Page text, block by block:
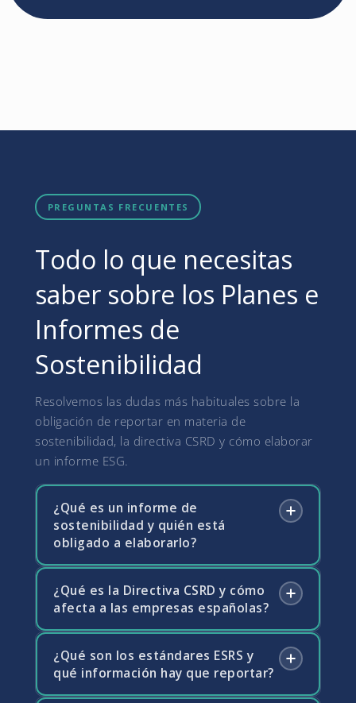
PREGUNTAS FRECUENTES
Todo lo que necesitas
saber sobre los Planes e
Informes de
Sostenibilidad
Resolvemos las dudas más habituales sobre la
obligación de reportar en materia de
sostenibilidad, la directiva CSRD y cómo elaborar
un informe ESG.
¿Qué es un informe de
sostenibilidad y quién está
obligado a elaborarlo?
Un informe de sostenibilidad es el
documento en el que una empresa divulga
información sobre su impacto ambiental,
social y de gobernanza (ESG). La Directiva
CSRD (Corporate Sustainability Reporting
Directive) amplía progresivamente la
¿Qué es la Directiva CSRD y cómo
afecta a las empresas españolas?
La CSRD es la directiva europea que reforma
y amplía las obligaciones de reporte de
sostenibilidad de las empresas. Sustituye a la
¿Qué son los estándares ESRS y
qué información hay que reportar?